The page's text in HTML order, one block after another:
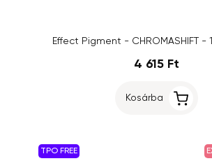
Effect Pigment - CHROMASHIFT -
4 615 Ft
Kosárba
TPO FREE